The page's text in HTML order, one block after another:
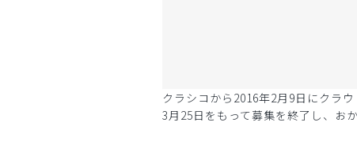
クラシコから2016年2月9日にクラ
3月25日をもって募集を終了し、お